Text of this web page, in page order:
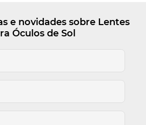
e novidades sobre Lentes
Óculos de Sol